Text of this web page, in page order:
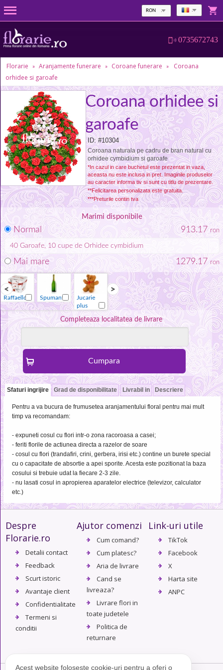
RON
0735672743
Florarie » Aranjamente funerare » Coroane funerare »
Coroana
orhidee si garoafe
Coroana orhidee si
garoafe
ID: #10304
Coroana naturala pe cadru de bran natural cu
orhidee cymbidium si garoafe
*In cazul in care buchetul este prezentat in vaza,
aceasta nu este inclusa in pret. Imaginile produselor
au caracter informa tiv si sunt cu titlu de prezentare.
**Felicitarea personalizata este gratuita.
***Preturile contin tva
Marimi disponibile
Normal 913.17 ron
40 Garoafe, 10 cupe de Orhidee cymbidium
Mai mare 1279.17 ron
Raffaello Spumant
Jucarie
plus
Vaza Raffaello Spumant
Completeaza localitatea de livrare
Sfaturi ingrijire Grad de disponibilitate Livrabil in Descriere
Pentru a va bucura de frumusetea aranjamentului floral pentru mai mult
timp va recomandam:
- expuneti cosul cu flori intr-o zona racoroasa a casei;
- feriti florile de actiunea directa a razelor de soare
- cosul cu flori (trandafiri, crini, gerbera, irisi etc.) contine un burete special
cu o capacitate de absortie a apei sporite. Acesta este pozitionat la baza
cosului si trebuie udat la fiecare 2-3 zile.
- nu lasati cosul in apropierea aparatelor electrice (televizor, calculator
etc.)
Despre
Florarie.ro
Detalii contact
Feedback
Scurt istoric
Avantaje client
Confidentialitate
Termeni si
conditii
Ajutor comenzi
Cum comand?
Cum platesc?
Aria de livrare
Cand se
livreaza?
Livrare flori in
toate judetele
Politica de
returnare
Link-uri utile
TikTok
Facebook
X
Harta site
ANPC
Acest website folosește cookie-uri pentru a oferi o